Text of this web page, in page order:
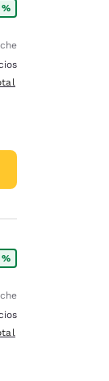
%
del total
%
del total